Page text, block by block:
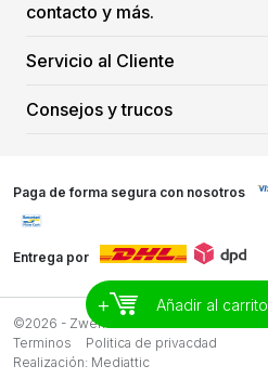
+ Añadir al carrito
contacto y más.
Servicio al Cliente
Consejos y trucos
Paga de forma segura con nosotros
Entrega por
©2026 - Zwemreus
Terminos
Politica de privacdad
Realización: Mediattic